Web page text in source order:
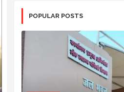
POPULAR POSTS